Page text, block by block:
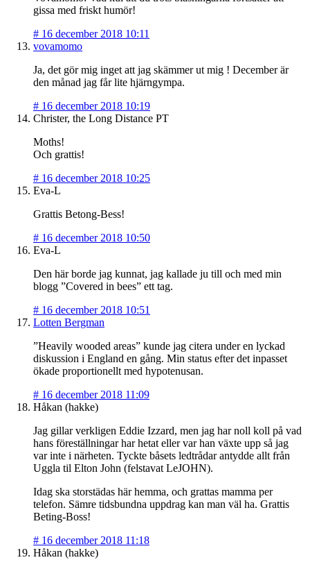
gissa med friskt humör!
# 16 december 2018 10:11
vovamomo
Ja, det gör mig inget att jag skämmer ut mig ! December är
den månad jag får lite hjärngympa.
# 16 december 2018 10:19
Christer, the Long Distance PT
Moths!
Och grattis!
# 16 december 2018 10:25
Eva-L
Grattis Betong-Bess!
# 16 december 2018 10:50
Eva-L
Den här borde jag kunnat, jag kallade ju till och med min
blogg ”Covered in bees” ett tag.
# 16 december 2018 10:51
Lotten Bergman
”Heavily wooded areas” kunde jag citera under en lyckad
diskussion i England en gång. Min status efter det inpasset
ökade proportionellt med hypotenusan.
# 16 december 2018 11:09
Håkan (hakke)
Jag gillar verkligen Eddie Izzard, men jag har noll koll på vad
hans föreställningar har hetat eller var han växte upp så jag
var inte i närheten. Tyckte båsets ledtrådar antydde allt från
Uggla til Elton John (felstavat LeJOHN).
Idag ska storstädas här hemma, och grattas mamma per
telefon. Sämre tidsbundna uppdrag kan man väl ha. Grattis
Beting-Boss!
# 16 december 2018 11:18
Håkan (hakke)